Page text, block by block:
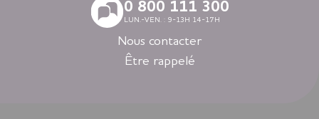
personnes âgées vous vivez en toute autonomie dans des
villes agréables et des environnements soigneusement
sélectionnés en Nouvelle-Aquitaine, en Auvergne-Rhône-
Alpes, en Ile-de-France, en Bretagne et dans les Pays de la
0 800 111 300
LUN.-VEN. : 9-13H 14-17H
Nous contacter
Être rappelé